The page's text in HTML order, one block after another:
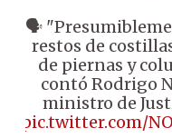
🗣️
restos de
de piernas y
contó Rodrigo
ministro de
pic.twitter.com/